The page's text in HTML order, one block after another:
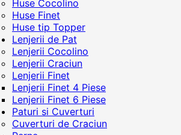
Huse Cocolino
Huse Finet
Huse tip Topper
Lenjerii de Pat
Lenjerii Cocolino
Lenjerii Craciun
Lenjerii Finet
Lenjerii Finet 4 Piese
Lenjerii Finet 6 Piese
Paturi si Cuverturi
Cuverturi de Craciun